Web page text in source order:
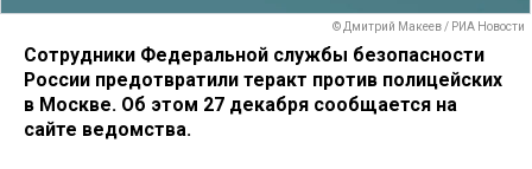
© Дмитрий Макеев / РИА Новости
Сотрудники Федеральной службы безопасности
России предотвратили теракт против полицейских
в Москве. Об этом 27 декабря сообщается на
сайте ведомства.